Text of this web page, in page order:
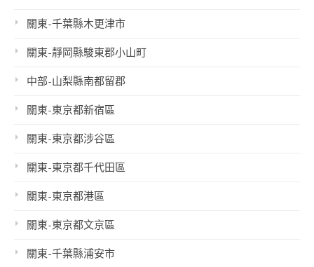
關東-千葉縣木更津市
關東-靜岡縣駿東郡小山町
中部-山梨縣南都留郡
關東-東京都新宿區
關東-東京都涉谷區
關東-東京都千代田區
關東-東京都港區
關東-東京都文京區
關東-千葉縣浦安市